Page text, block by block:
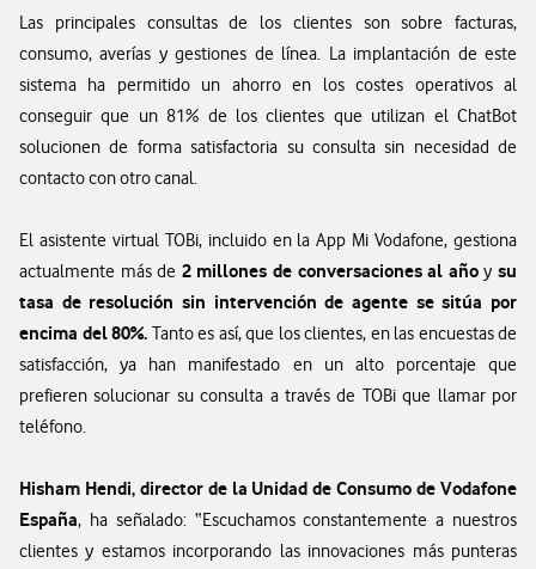
Las principales consultas de los clientes son sobre facturas,
consumo, averías y gestiones de línea. La implantación de este
sistema ha permitido un ahorro en los costes operativos al
conseguir que un 81% de los clientes que utilizan el ChatBot
solucionen de forma satisfactoria su consulta sin necesidad de
contacto con otro canal.
El asistente virtual TOBi, incluido en la App Mi Vodafone, gestiona
actualmente más de 2 millones de conversaciones al añoysu
tasa de resolución sin intervención de agente se sitúa por
encima del 80%. Tanto es así, que los clientes, en las encuestas de
satisfacción, ya han manifestado en un alto porcentaje que
prefieren solucionar su consulta a través de TOBi que llamar por
teléfono.
Hisham Hendi, director de la Unidad de Consumo de Vodafone
España, ha señalado: “Escuchamos constantemente a nuestros
clientes y estamos incorporando las innovaciones más punteras